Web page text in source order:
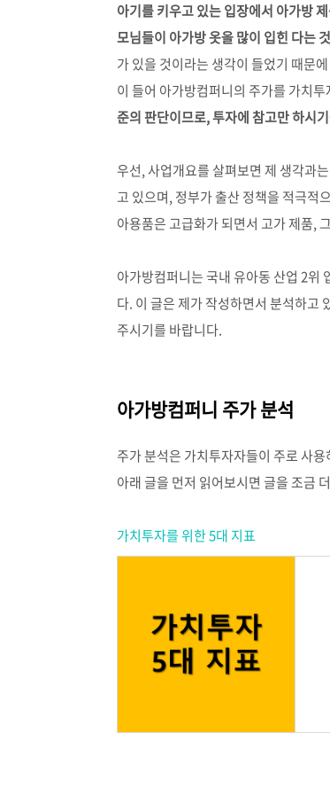
아기를 키우고 있는 입장에서 아가방
모님들이 아가방 옷을 많이 입힌 다는
가 있을 것이라는 생각이 들었기 때문
이 들어 아가방컴퍼니의 주가를 가치
준의 판단이므로, 투자에 참고만 하시
우선, 사업개요를 살펴보면 제 생각과
고 있으며, 정부가 출산 정책을 적극적
아용품은 고급화가 되면서 고가 제품,
아가방컴퍼니는 국내 유아동 산업 2위
다. 이 글은 제가 작성하면서 분석하고
주시기를 바랍니다.
아가방컴퍼니 주가 분석
주가 분석은 가치투자자들이 주로 사
아래 글을 먼저 읽어보시면 글을 조금
가치투자를 위한 5대 지표